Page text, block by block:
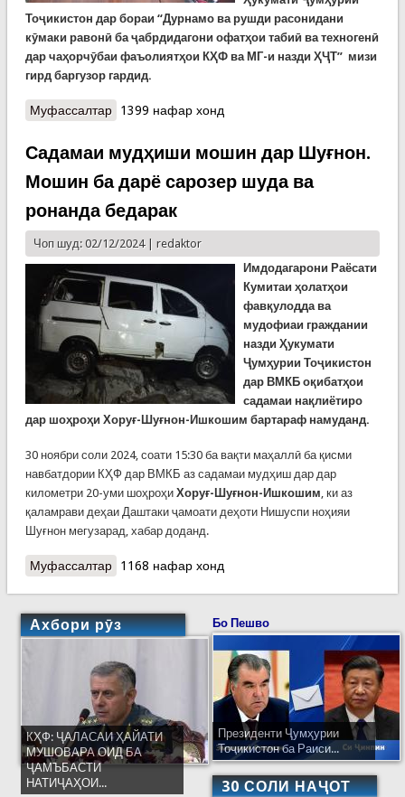
Тоҷикистон дар бораи “Дурнамо ва рушди расонидани
кӯмаки равонӣ ба ҷабрдидагони офатҳои табиӣ ва техногенӣ
дар чаҳорчӯбаи фаъолиятҳои КҲФ ва МГ-и назди ҲҶТ” мизи
гирд баргузор гардид.
Муфассалтаро Мизи гирд дар Маркази ҷумҳуриявии таълимӣ-
1399 нафар хонд
Садамаи мудҳиши мошин дар Шуғнон.
Мошин ба дарё сарозер шуда ва
ронанда бедарак
Чоп шуд: 02/12/2024 | redaktor
Имдодагарони Раёсати
Кумитаи ҳолатҳои
фавқулодда ва
мудофиаи граждании
назди Ҳукумати
Ҷумҳурии Тоҷикистон
дар ВМКБ оқибатҳои
садамаи нақлиётиро
дар шоҳроҳи Хоруғ-Шуғнон-Ишкошим бартараф намуданд.
30 ноябри соли 2024, соати 15:30 ба вақти маҳаллӣ ба қисми
навбатдории КҲФ дар ВМКБ аз садамаи мудҳиш дар дар
километри 20-уми шоҳроҳи Хоруғ-Шуғнон-Ишкошим, ки аз
қаламрави деҳаи Даштаки ҷамоати деҳоти Нишуспи ноҳияи
Шуғнон мегузарад, хабар доданд.
Муфассалтаро Садамаи мудҳиши мошин дар Шуғнон. Мошин
1168 нафар хонд
Ахбори рӯз
КҲФ: ҶАЛАСАИ ҲАЙАТИ
МУШОВАРА ОИД БА
ҶАМЪБАСТИ
НАТИҶАҲОИ...
Бо Пешво
Президенти Ҷумҳурии
Тоҷикистон ба Раиси...
30 СОЛИ НАҶОТ